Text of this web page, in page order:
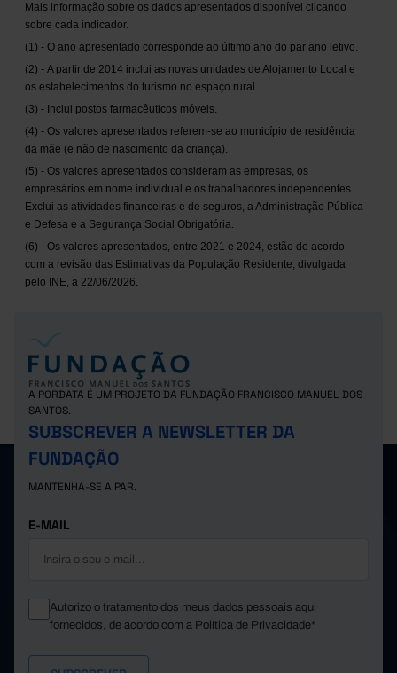
Mais informação sobre os dados apresentados disponível clicando
sobre cada indicador.
(1) - O ano apresentado corresponde ao último ano do par ano letivo.
(2) - A partir de 2014 inclui as novas unidades de Alojamento Local e
os estabelecimentos do turismo no espaço rural.
(3) - Inclui postos farmacêuticos móveis.
(4) - Os valores apresentados referem-se ao município de residência
da mãe (e não de nascimento da criança).
(5) - Os valores apresentados consideram as empresas, os
empresários em nome individual e os trabalhadores independentes.
Exclui as atividades financeiras e de seguros, a Administração Pública
e Defesa e a Segurança Social Obrigatória.
(6) - Os valores apresentados, entre 2021 e 2024, estão de acordo
com a revisão das Estimativas da População Residente, divulgada
pelo INE, a 22/06/2026.
A PORDATA É UM PROJETO DA FUNDAÇÃO FRANCISCO MANUEL DOS
SANTOS.
SUBSCREVER A NEWSLETTER DA
FUNDAÇÃO
MANTENHA-SE A PAR.
E-MAIL
Autorizo o tratamento dos meus dados pessoais aqui
fornecidos, de acordo com a Política de Privacidade*